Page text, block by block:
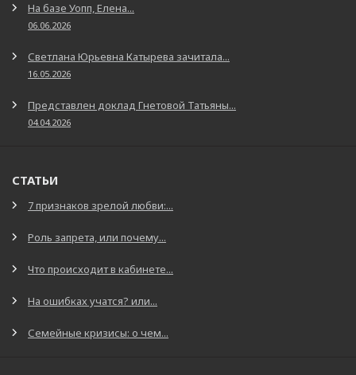
На базе Уопп, Елена...
06.06.2026
Светлана Юрьевна Катырева зачитала...
16.05.2026
Представлен доклад Гнетовой Татьяны...
04.04.2026
СТАТЬИ
7 признаков зрелой любви:...
Роль запрета, или почему...
Что происходит в кабинете...
На ошибках учатся? или...
Семейные кризисы: о чем...